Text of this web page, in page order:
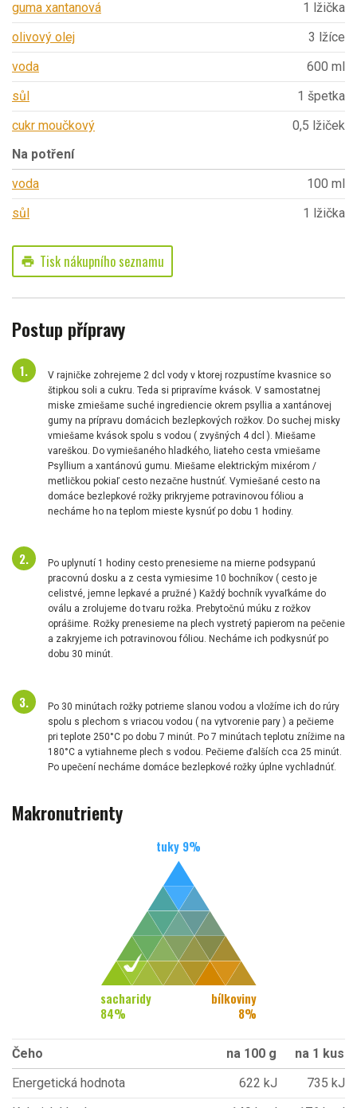
guma xantanová
1 lžička
olivový olej
3 lžíce
voda
600 ml
sůl
1 špetka
cukr moučkový
0,5 lžiček
Na potření
voda
100 ml
sůl
1 lžička
print Tisk nákupního seznamu
Postup přípravy
V rajničke zohrejeme 2 dcl vody v ktorej rozpustíme kvasnice so
štipkou soli a cukru. Teda si pripravíme kvások. V samostatnej
miske zmiešame suché ingrediencie okrem psyllia a xantánovej
gumy na prípravu domácich bezlepkových rožkov. Do suchej misky
vmiešame kvások spolu s vodou ( zvyšných 4 dcl ). Miešame
vareškou. Do vymiešaného hladkého, liateho cesta vmiešame
Psyllium a xantánovú gumu. Miešame elektrickým mixérom /
metličkou pokiaľ cesto nezačne hustnúť. Vymiešané cesto na
domáce bezlepkové rožky prikryjeme potravinovou fóliou a
necháme ho na teplom mieste kysnúť po dobu 1 hodiny.
Po uplynutí 1 hodiny cesto prenesieme na mierne podsypanú
pracovnú dosku a z cesta vymiesime 10 bochníkov ( cesto je
celistvé, jemne lepkavé a pružné ) Každý bochník vyvaľkáme do
oválu a zrolujeme do tvaru rožka. Prebytočnú múku z rožkov
oprášime. Rožky prenesieme na plech vystretý papierom na pečenie
a zakryjeme ich potravinovou fóliou. Necháme ich podkysnúť po
dobu 30 minút.
Po 30 minútach rožky potrieme slanou vodou a vložíme ich do rúry
spolu s plechom s vriacou vodou ( na vytvorenie pary ) a pečieme
pri teplote 250°C po dobu 7 minút. Po 7 minútach teplotu znížime na
180°C a vytiahneme plech s vodou. Pečieme ďalších cca 25 minút.
Po upečení necháme domáce bezlepkové rožky úplne vychladnúť.
Makronutrienty
tuky 9%
sacharidy
84%
bílkoviny
8%
Čeho na 100 g
na 1 kus
Energetická hodnota
622 kJ
735 kJ